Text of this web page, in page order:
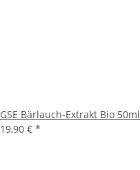
GSE Bärlauch-Extrakt Bio 50ml
19,90 € *